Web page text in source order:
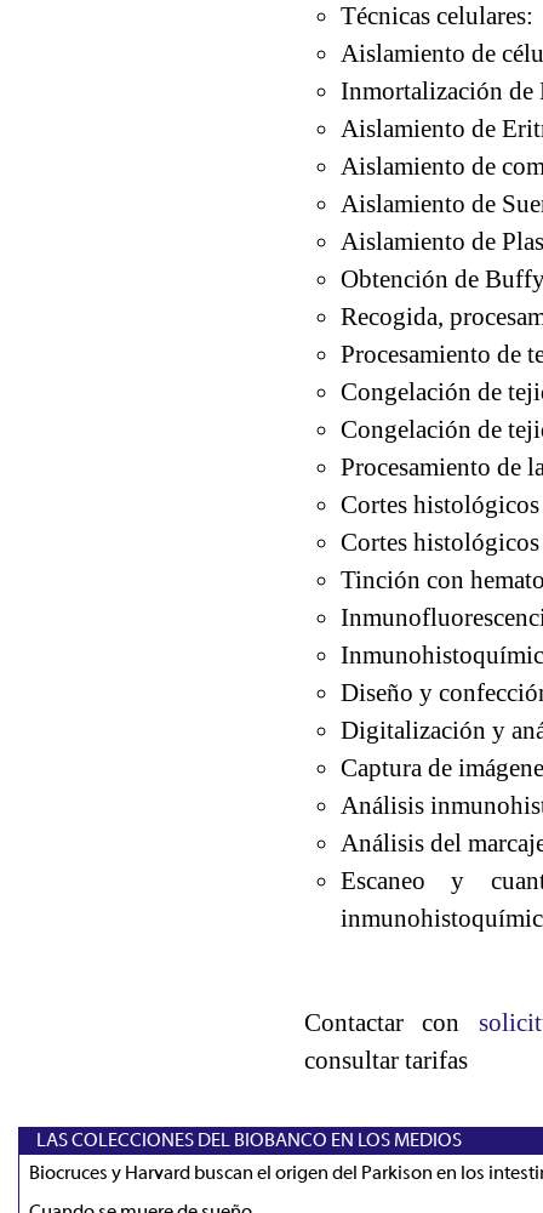
Técnicas celulares:
Aislamiento de
Inmortalización
Aislamiento de
Aislamiento de
Aislamiento de
Aislamiento de
Obtención de
Recogida,
Procesamiento de
Congelación de
Congelación de
Procesamiento de
Cortes
Cortes
Tinción con
Diseño y
Digitalización y
Captura de
Análisis
Análisis del
Escaneo y
Contactar con
consultar tarifas
LAS COLECCIONES DEL BIOBANCO EN LOS MEDIOS
Biocruces y Harvard buscan el origen del Parkison en los